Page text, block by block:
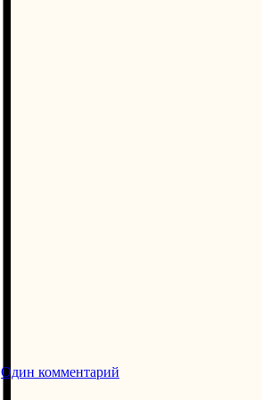
Один комментарий